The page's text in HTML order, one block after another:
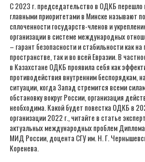
С 2023 г. председательство в ОДКБ перешло
главными приоритетами в Минске называют
сплоченности государств-членов и
организации в системе международных
– гарант безопасности и стабильности как
пространстве, так и во всей Евразии. В
в Казахстане ОДКБ проявила себя как
противодействия внутренним беспорядкам,
ситуации, когда Запад стремится всеми
обстановку вокруг России, организация
необходима. Какой будет повестка ОДКБ в
организации 2022 г., читайте в статье
актуальных международных проблем
МИД России, доцента СГУ им. Н. Г.
Коренева.